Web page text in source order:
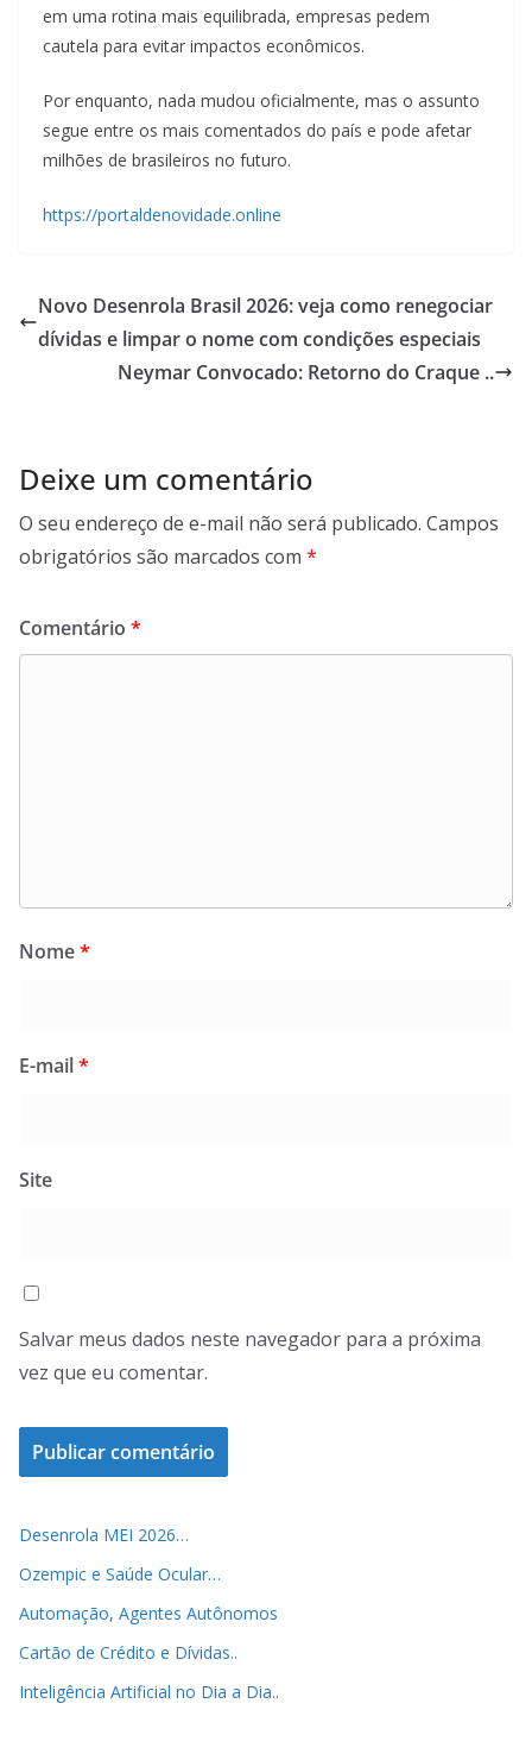
em uma rotina mais equilibrada, empresas pedem
cautela para evitar impactos econômicos.
Por enquanto, nada mudou oficialmente, mas o assunto
segue entre os mais comentados do país e pode afetar
milhões de brasileiros no futuro.
https://portaldenovidade.online
Novo Desenrola Brasil 2026: veja como renegociar
dívidas e limpar o nome com condições especiais
Neymar Convocado: Retorno do Craque ..
Deixe um comentário
O seu endereço de e-mail não será publicado. Campos
obrigatórios são marcados com *
Comentário *
Nome*
E-mail*
Site
Salvar meus dados neste navegador para a próxima
vez que eu comentar.
Desenrola MEI 2026…
Ozempic e Saúde Ocular…
Automação, Agentes Autônomos
Cartão de Crédito e Dívidas..
Inteligência Artificial no Dia a Dia..